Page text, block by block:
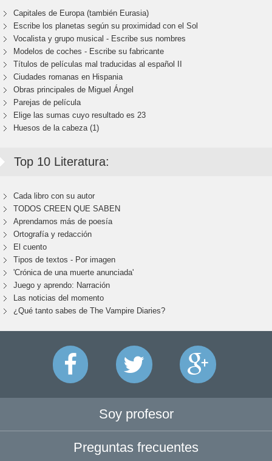
Capitales de Europa (también Eurasia)
Escribe los planetas según su proximidad con el Sol
Vocalista y grupo musical - Escribe sus nombres
Modelos de coches - Escribe su fabricante
Títulos de películas mal traducidas al español II
Ciudades romanas en Hispania
Obras principales de Miguel Ángel
Parejas de película
Elige las sumas cuyo resultado es 23
Huesos de la cabeza (1)
Top 10 Literatura:
Cada libro con su autor
TODOS CREEN QUE SABEN
Aprendamos más de poesía
Ortografía y redacción
El cuento
Tipos de textos - Por imagen
'Crónica de una muerte anunciada'
Juego y aprendo: Narración
Las noticias del momento
¿Qué tanto sabes de The Vampire Diaries?
Soy profesor
Preguntas frecuentes